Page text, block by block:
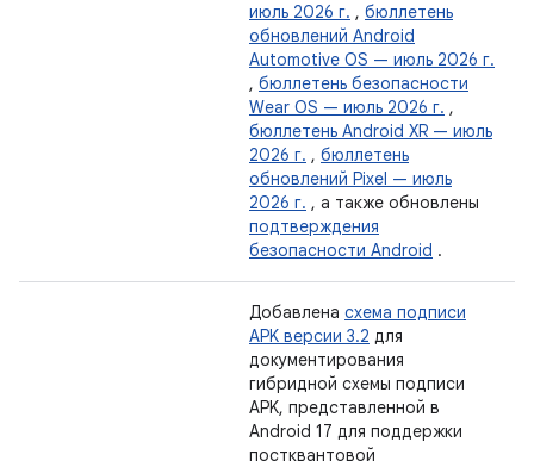
июль 2026 г. , бюллетень
обновлений Android
Automotive OS — июль 2026 г.
, бюллетень безопасности
Wear OS — июль 2026 г. ,
бюллетень Android XR — июль
2026 г. , бюллетень
обновлений Pixel — июль
2026 г. , а также обновлены
подтверждения
безопасности Android .
Добавлена ​​схема подписи
APK версии 3.2 для
документирования
гибридной схемы подписи
APK, представленной в
Android 17 для поддержки
постквантовой